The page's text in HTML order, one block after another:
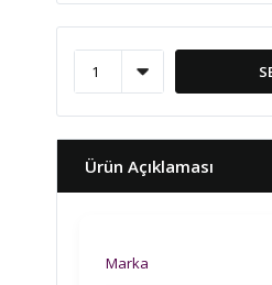
Ürün Açıklaması
Marka